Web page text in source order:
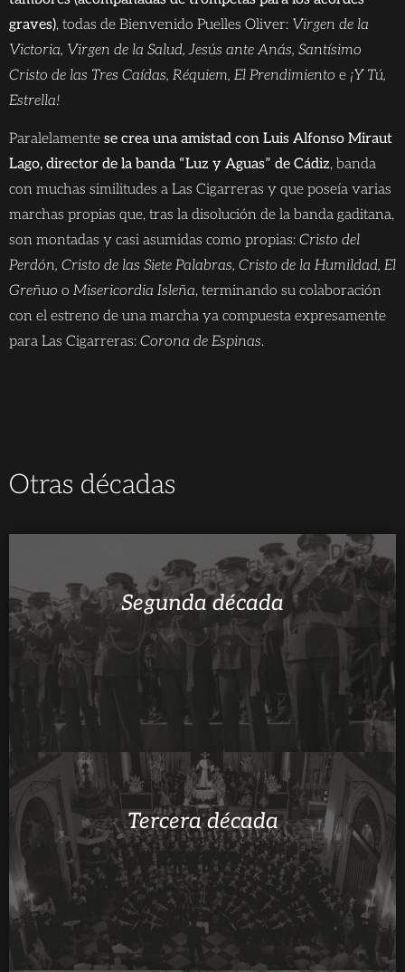
graves), todas de Bienvenido Puelles Oliver: Virgen de la
Victoria, Virgen de la Salud, Jesús ante Anás, Santísimo
Cristo de las Tres Caídas, Réquiem, El Prendimiento e ¡Y Tú,
Estrella!
Paralelamente se crea una amistad con Luis Alfonso Miraut
Lago, director de la banda “Luz y Aguas” de Cádiz, banda
con muchas similitudes a Las Cigarreras y que poseía varias
marchas propias que, tras la disolución de la banda gaditana,
son montadas y casi asumidas como propias: Cristo del
Perdón, Cristo de las Siete Palabras, Cristo de la Humildad, El
Greñuo o Misericordia Isleña, terminando su colaboración
con el estreno de una marcha ya compuesta expresamente
para Las Cigarreras: Corona de Espinas.
Otras décadas
Segunda década
Tercera década